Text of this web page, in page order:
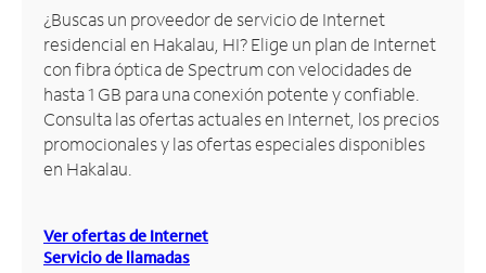
Inglés
Administrar
cuenta
Encuentra
una
tienda
¿Buscas un proveedor de servicio de Internet
residencial en Hakalau, HI? Elige un plan de Internet
con fibra óptica de Spectrum con velocidades de
hasta 1 GB para una conexión potente y confiable.
Consulta las ofertas actuales en Internet, los precios
promocionales y las ofertas especiales disponibles
en Hakalau.
Ver ofertas de Internet
Servicio de llamadas